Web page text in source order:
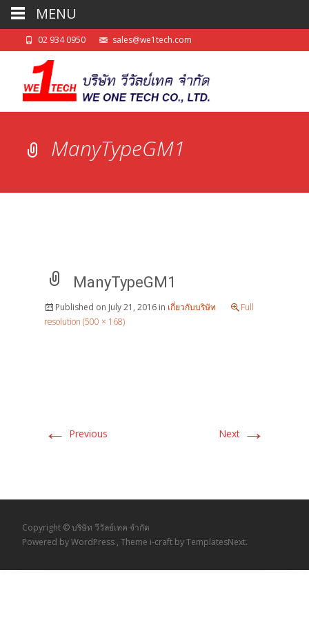
02 934 0950 sales@we1tech.com
ManyTypeGM1
ManyTypeGM1
Published on July 21, 2016 in เกี่ยวกับบริษัท
Full
resolution (500 × 168)
← Previous Next →
Copyright © บริษัท วีวัลย์เทค จำกัด
Powered by WordPress , Theme i-craft by TemplatesNext.
MENU